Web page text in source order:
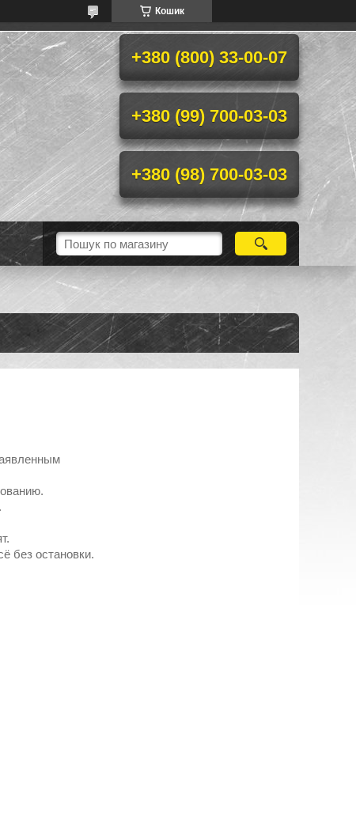
Кошик
+380 (800) 33-00-07
+380 (99) 700-03-03
+380 (98) 700-03-03
без остановки.